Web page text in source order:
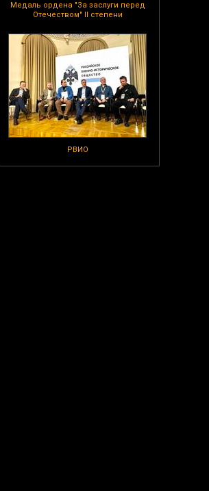
Медаль ордена "За заслуги перед
Отечеством" II степени
РВИО